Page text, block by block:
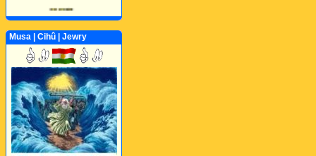
Musa | Cihû | Jewry